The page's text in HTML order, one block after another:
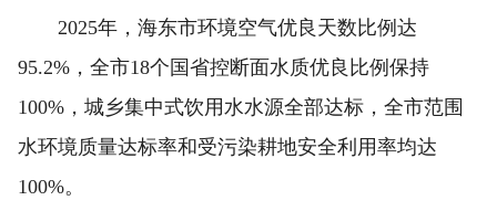
2025年，海东市环境空气优良天数比例达
95.2%，全市18个国省控断面水质优良比例保持
100%，城乡集中式饮用水水源全部达标，全市范围
水环境质量达标率和受污染耕地安全利用率均达
100%。